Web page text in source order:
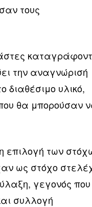
τους
την αναγνώρισή
διαθέσιμο υλικό,
θα μπορούσαν
επιλογή των
ως στόχο
γεγονός που
συλλογή